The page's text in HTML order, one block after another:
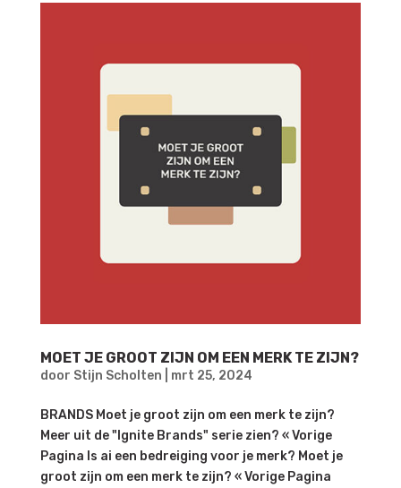
MOET JE GROOT ZIJN OM EEN MERK TE ZIJN?
door Stijn Scholten mrt 25, 2024
BRANDS Moet je groot zijn om een merk te zijn?
Meer uit de "Ignite Brands" serie zien? « Vorige
Pagina Is ai een bedreiging voor je merk? Moet je
groot zijn om een merk te zijn? « Vorige Pagina